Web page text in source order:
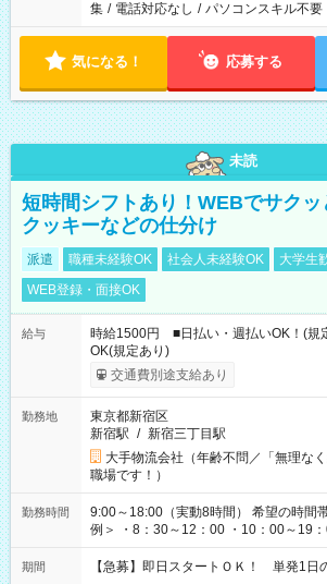
集 / 電話対応なし / パソコンスキル不要
気になる！ 応募する
未読
短時間シフトあり！WEBでサクッ
クッキーなどの仕分け
派遣 職種未経験OK 社会人未経験OK 大学生
WEB登録・面接OK
給与
時給1500円 ■日払い・週払いOK！(規
OK(規定あり)
交通費別途支給あり
勤務地
東京都新宿区
新宿駅 / 新宿三丁目駅
大手物流会社（年齢不問／「無理な
職場です！）
勤務時間
9:00～18:00（実動8時間） 希望の時間帯を選べます！ ＜シフト
例＞ ・8：30～12：00 ・10：00～19
・13：00～22：00 ・22：00～翌6：00
期間 【急募】即日スタートＯＫ！ 単発1日